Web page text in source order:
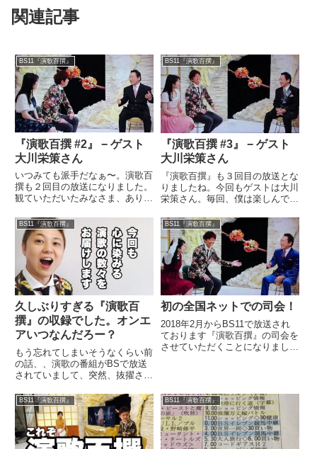
関連記事
BS11『演歌百撰』
『演歌百撰 #2』 − ゲスト
大川栄策さん
いつみても派手だなぁ〜。演歌百
撰も２回目の放送になりました。
観ていただいたみなさま、ありが
川栄策さんをゲストに迎えて、い
ろいろお話させてもらいました。
この時間はほんまに楽しいです。
人生の大先輩の話は心に響きま
す...
BS11『演歌百撰』
『演歌百撰 #3』 − ゲスト
大川栄策さん
『演歌百撰』も３回目の放送とな
りましたね。今回もゲストは大川
栄策さん。毎回、僕は楽しんでま
と思います。先日、焼肉屋さんで
『演歌百撰』を見られてる方がい
らっしゃいまして、、、知ってる
知ってると声を掛けてもらいま
し...
BS11『演歌百撰』
久しぶりすぎる『演歌百
撰』の収録でした。オンエ
アいつなんだろー？
もう忘れてしまいそうなくらい前
の話、、演歌の番組がBSで放送
されていまして、突然、抜擢され
のメインMCをすることになりま
した。いろんなことがあって、少
しの間、放送がなかったんです
が、、、突然の復活話が持ち上が
り...
BS11『演歌百撰』
初の全国ネットでの司会！
2018年2月からBS11で放送され
ております『演歌百撰』の司会を
させていただくことになりまし
いました。収録日が決まってから
は、資料映像と音源の整理な...
BS11『演歌百撰』 BS11『演歌百撰』